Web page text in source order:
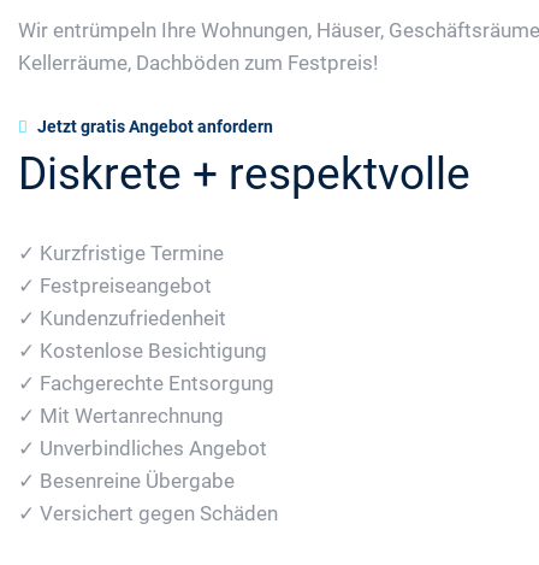
Wir entrümpeln Ihre Wohnungen, Häuser,
Kellerräume, Dachböden zum Festpreis!
Jetzt gratis Angebot anfordern
Diskrete + respektvolle
✓ Kurzfristige Termine
✓ Festpreiseangebot
✓ Kundenzufriedenheit
✓ Kostenlose Besichtigung
✓ Fachgerechte Entsorgung
✓ Mit Wertanrechnung
✓ Unverbindliches Angebot
✓ Besenreine Übergabe
✓ Versichert gegen Schäden